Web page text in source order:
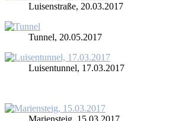
Lui­sen­stra­ße, 20.03.2017
Tun­nel, 20.05.2017
Lui­sen­tun­nel, 17.03.2017
Ma­ri­en­steig, 15.03.2017